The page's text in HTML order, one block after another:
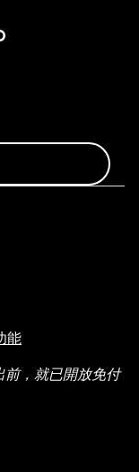
能
前，就已開放免付